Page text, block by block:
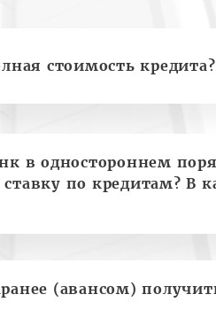
стоимость кредита?
в одностороннем
по кредитам? В
(авансом)